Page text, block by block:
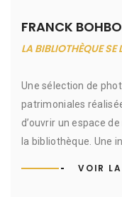
FRANCK
LA BIBLIOTHÈQUE SE
Une sélection de
patrimoniales
d’ouvrir un espace
la bibliothèque. Une
VOIR